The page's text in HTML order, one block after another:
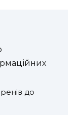
до